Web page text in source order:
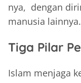
nya, dengan
manusia lainnya.
Tiga Pilar
Islam menjaga